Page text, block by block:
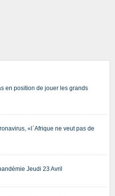
en position de jouer les grands
«l`Afrique ne veut pas de
Jeudi 23 Avril